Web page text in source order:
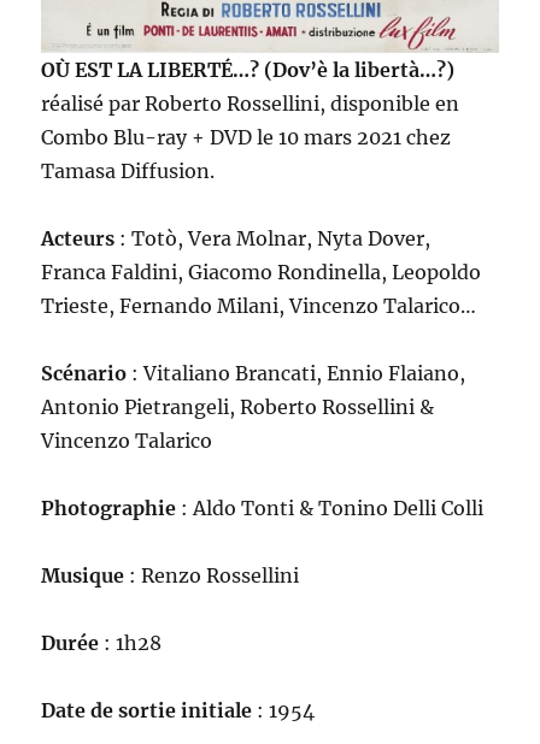
OÙ EST LA LIBERTÉ…? (Dov’è la libertà…?)
réalisé par Roberto Rossellini, disponible en
Combo Blu-ray + DVD le 10 mars 2021 chez
Tamasa Diffusion.
Acteurs : Totò, Vera Molnar, Nyta Dover,
Franca Faldini, Giacomo Rondinella, Leopoldo
Trieste, Fernando Milani, Vincenzo Talarico…
Scénario : Vitaliano Brancati, Ennio Flaiano,
Antonio Pietrangeli, Roberto Rossellini &
Vincenzo Talarico
Photographie : Aldo Tonti & Tonino Delli Colli
Musique : Renzo Rossellini
Durée : 1h28
Date de sortie initiale : 1954